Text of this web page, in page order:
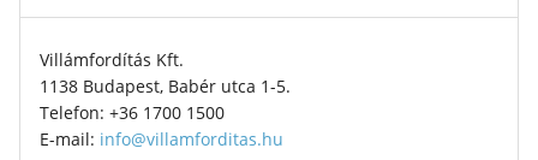
Villámfordítás Kft.
1138 Budapest, Babér utca 1-5.
Telefon: +36 1700 1500
E-mail: info@villamforditas.hu